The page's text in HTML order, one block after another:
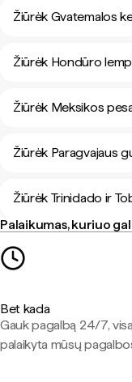
Žiūrėk Gvatemalos
Žiūrėk Hondūro
Žiūrėk Meksikos
Žiūrėk Paragvajaus
Žiūrėk Trinidado ir
Palaikumas, kuriuo
Bet kada
Gauk pagalbą 24/7,
palaikyta mūsų